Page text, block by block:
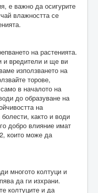
е важно да осигурите
влажността се
на растенията.
и вредители и ще ви
използването на
торове,
в началото на
до образуване на
на
както и води
добро влияние имат
които може да
многото колтуци и
да ги изхрани.
колтуците и да